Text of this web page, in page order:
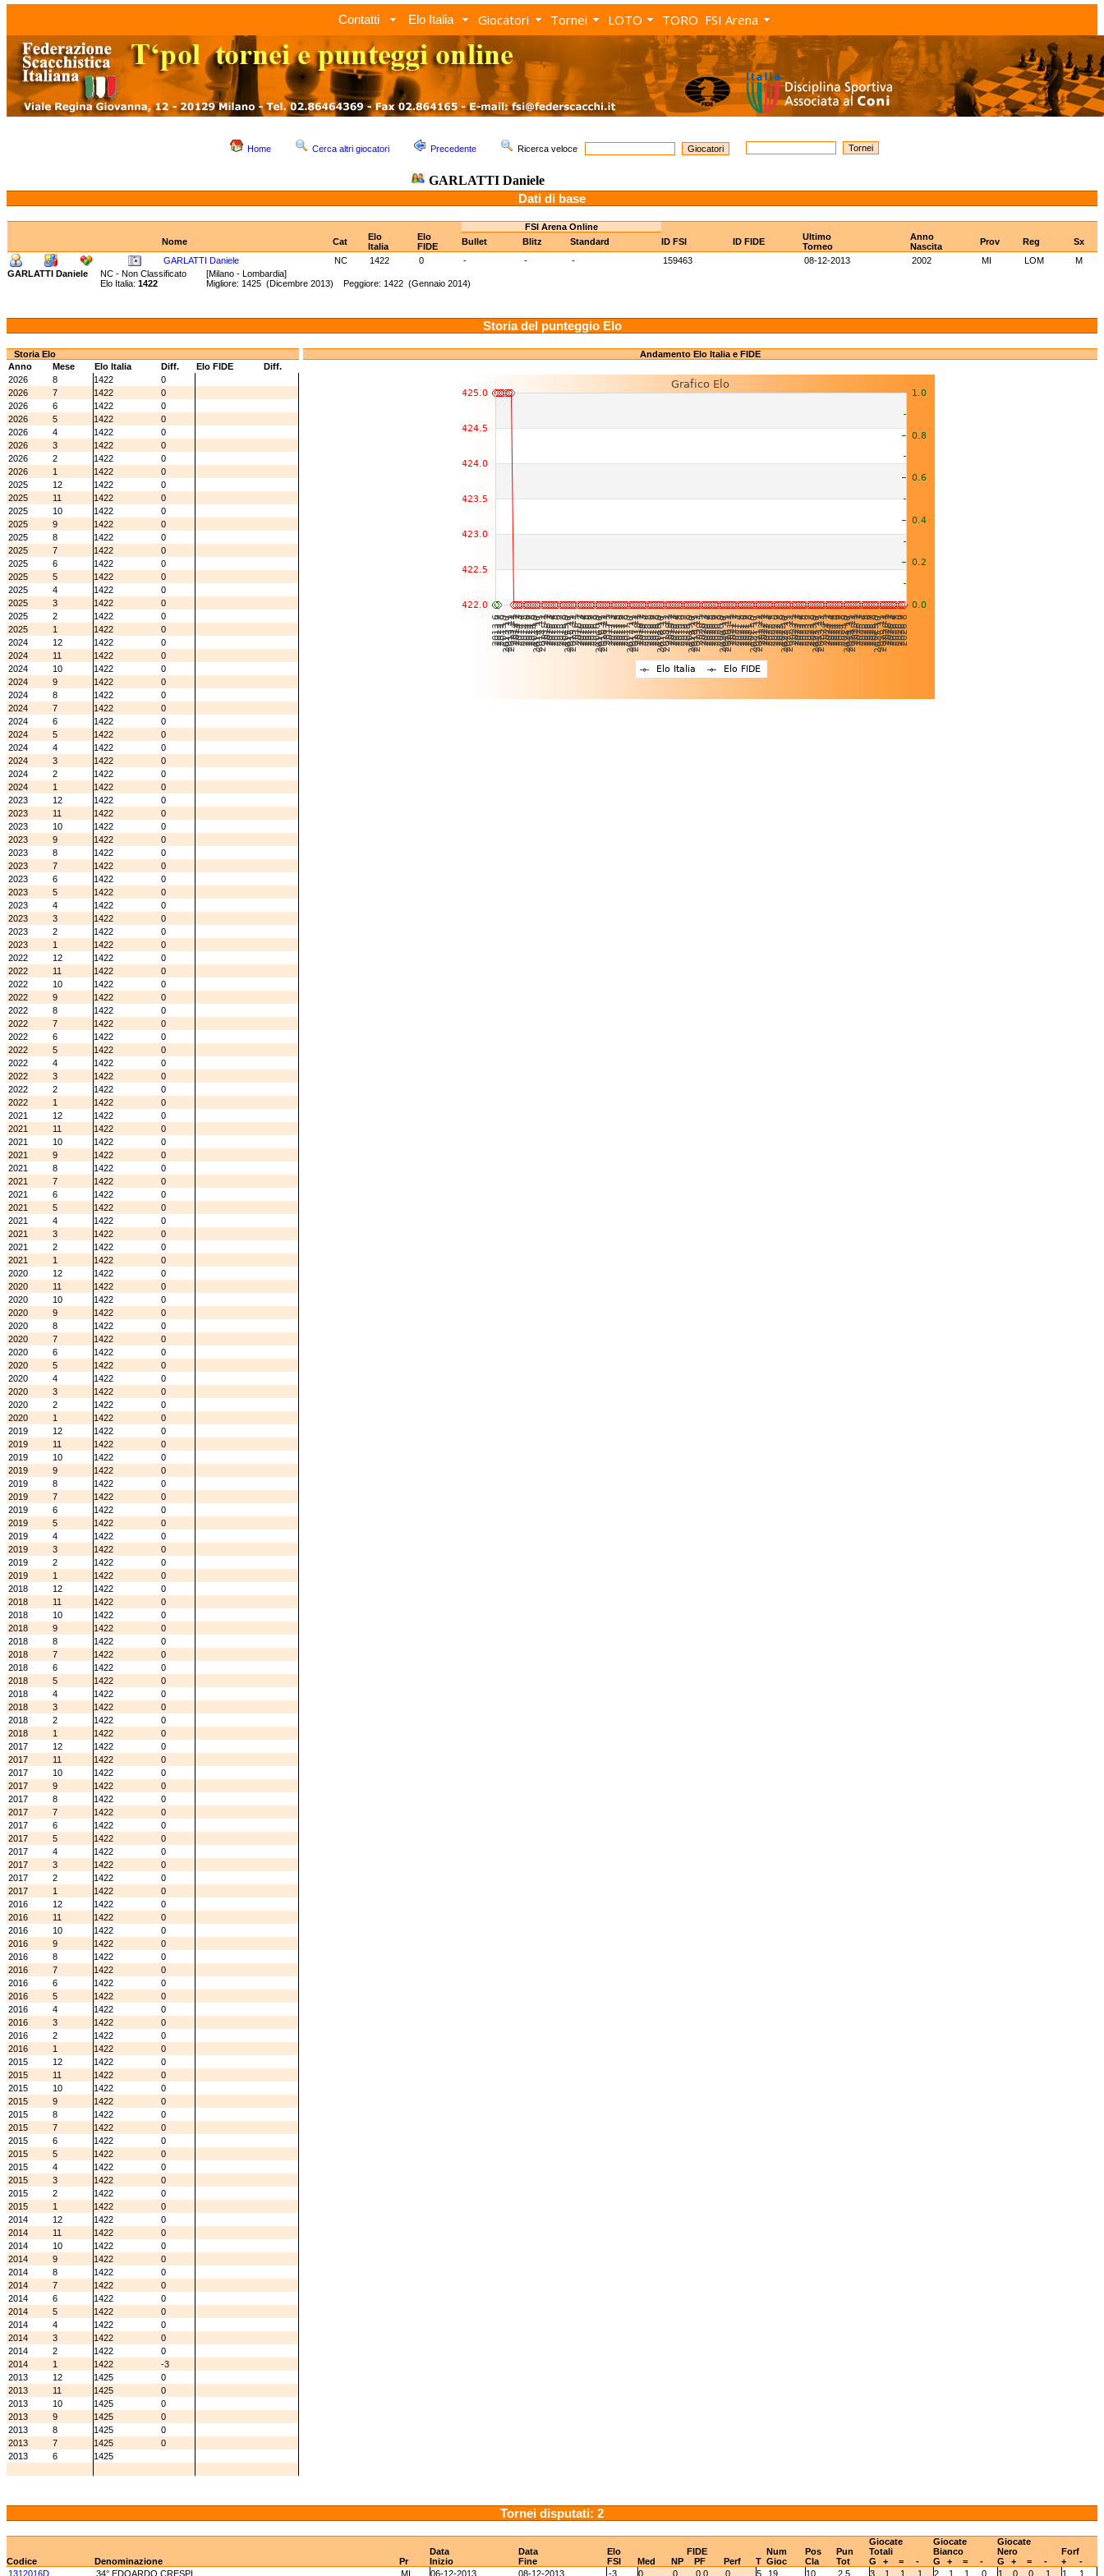
Contatti Elo Italia Giocatori Tornei LOTO TORO FSI Arena
Home Cerca altri giocatori Precedente Ricerca veloce
GARLATTI Daniele
Dati di base
FSI Arena Online
Nome
Cat
Elo
Italia
Elo
FIDE
Bullet Blitz Standard ID FSI ID FIDE
Ultimo
Torneo
Anno
Nascita
Prov Reg
Sx
GARLATTI Daniele
NC 1422 0 - - - 159463 08-12-2013 2002 MI LOM
M
GARLATTI Daniele
NC - Non Classificato [Milano - Lombardia]
Elo Italia: 1422 Migliore: 1425 (Dicembre 2013) Peggiore: 1422 (Gennaio 2014)
Storia del punteggio Elo
Storia Elo
Anno
Mese Elo Italia Diff. Elo FIDE
Diff.
2026
8 1422
0
2026
7 1422
0
2026
6 1422
0
2026
5 1422
0
2026
4 1422
0
2026
3 1422
0
2026
2 1422
0
2026
1 1422
0
2025
12 1422
0
2025
11 1422
0
2025
10 1422
0
2025
9 1422
0
2025
8 1422
0
2025
7 1422
0
2025
6 1422
0
2025
5 1422
0
2025
4 1422
0
2025
3 1422
0
2025
2 1422
0
2025
1 1422
0
2024
12 1422
0
2024
11 1422
0
2024
10 1422
0
2024
9 1422
0
2024
8 1422
0
2024
7 1422
0
2024
6 1422
0
2024
5 1422
0
2024
4 1422
0
2024
3 1422
0
2024
2 1422
0
2024
1 1422
0
2023
12 1422
0
2023
11 1422
0
2023
10 1422
0
2023
9 1422
0
2023
8 1422
0
2023
7 1422
0
2023
6 1422
0
2023
5 1422
0
2023
4 1422
0
2023
3 1422
0
2023
2 1422
0
2023
1 1422
0
2022
12 1422
0
2022
11 1422
0
2022
10 1422
0
2022
9 1422
0
2022
8 1422
0
2022
7 1422
0
2022
6 1422
0
2022
5 1422
0
2022
4 1422
0
2022
3 1422
0
2022
2 1422
0
2022
1 1422
0
2021
12 1422
0
2021
11 1422
0
2021
10 1422
0
2021
9 1422
0
2021
8 1422
0
2021
7 1422
0
2021
6 1422
0
2021
5 1422
0
2021
4 1422
0
2021
3 1422
0
2021
2 1422
0
2021
1 1422
0
2020
12 1422
0
2020
11 1422
0
2020
10 1422
0
2020
9 1422
0
2020
8 1422
0
2020
7 1422
0
2020
6 1422
0
2020
5 1422
0
2020
4 1422
0
2020
3 1422
0
2020
2 1422
0
2020
1 1422
0
2019
12 1422
0
2019
11 1422
0
2019
10 1422
0
2019
9 1422
0
2019
8 1422
0
2019
7 1422
0
2019
6 1422
0
2019
5 1422
0
2019
4 1422
0
2019
3 1422
0
2019
2 1422
0
2019
1 1422
0
2018
12 1422
0
2018
11 1422
0
2018
10 1422
0
2018
9 1422
0
2018
8 1422
0
2018
7 1422
0
2018
6 1422
0
2018
5 1422
0
2018
4 1422
0
2018
3 1422
0
2018
2 1422
0
2018
1 1422
0
2017
12 1422
0
2017
11 1422
0
2017
10 1422
0
2017
9 1422
0
2017
8 1422
0
2017
7 1422
0
2017
6 1422
0
2017
5 1422
0
2017
4 1422
0
2017
3 1422
0
2017
2 1422
0
2017
1 1422
0
2016
12 1422
0
2016
11 1422
0
2016
10 1422
0
2016
9 1422
0
2016
8 1422
0
2016
7 1422
0
2016
6 1422
0
2016
5 1422
0
2016
4 1422
0
2016
3 1422
0
2016
2 1422
0
2016
1 1422
0
2015
12 1422
0
2015
11 1422
0
2015
10 1422
0
2015
9 1422
0
2015
8 1422
0
2015
7 1422
0
2015
6 1422
0
2015
5 1422
0
2015
4 1422
0
2015
3 1422
0
2015
2 1422
0
2015
1 1422
0
2014
12 1422
0
2014
11 1422
0
2014
10 1422
0
2014
9 1422
0
2014
8 1422
0
2014
7 1422
0
2014
6 1422
0
2014
5 1422
0
2014
4 1422
0
2014
3 1422
0
2014
2 1422
0
2014
1 1422
-3
2013
12 1425
0
2013
11 1425
0
2013
10 1425
0
2013
9 1425
0
2013
8 1425
0
2013
7 1425
0
2013
6 1425
Andamento Elo Italia e FIDE
Tornei disputati: 2
Data Data Elo FIDE Num Pos Pun
Giocate
Totali
Giocate
Bianco
Giocate
Nero
Forf
Codice
Denominazione Pr Inizio Fine FSI Med NP PF Perf T Gioc Cla Tot G + = - G + = - G + = - +
-
1312016D
34° EDOARDO CRESPI MI 06-12-2013 08-12-2013 -3 0 0 0.0 0 5 19 10 2.5 3 1 1 1 2 1 1 0 1 0 0 1 1 1